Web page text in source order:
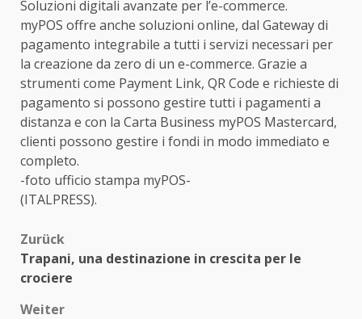
Soluzioni digitali avanzate per l’e-commerce.
myPOS offre anche soluzioni online, dal Gateway di
pagamento integrabile a tutti i servizi necessari per
la creazione da zero di un e-commerce. Grazie a
strumenti come Payment Link, QR Code e richieste di
pagamento si possono gestire tutti i pagamenti a
distanza e con la Carta Business myPOS Mastercard,
clienti possono gestire i fondi in modo immediato e
completo.
-foto ufficio stampa myPOS-
(ITALPRESS).
Beitragsnavigation
Zurück
Trapani, una destinazione in crescita per le
crociere
Weiter